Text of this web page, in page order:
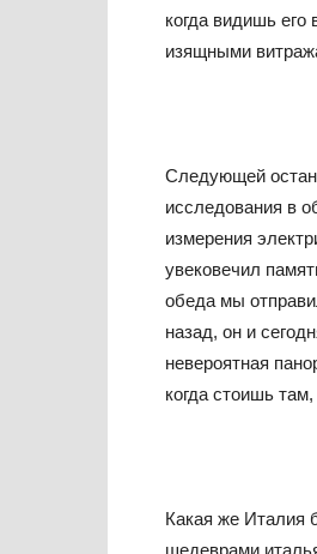
когда видишь
изящными
Следующей
исследования в
измерения
увековечил
обеда мы
назад, он и
невероятная
когда стоишь
Какая же Италия
шедеврами